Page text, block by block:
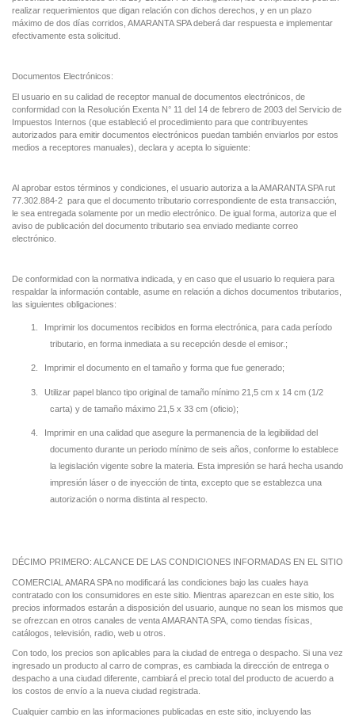
realizar requerimientos que digan relación con dichos derechos, y en un plazo
máximo de dos días corridos, AMARANTA SPA deberá dar respuesta e implementar
efectivamente esta solicitud.
Documentos Electrónicos:
El usuario en su calidad de receptor manual de documentos electrónicos, de
conformidad con la Resolución Exenta N° 11 del 14 de febrero de 2003 del Servicio de
Impuestos Internos (que estableció el procedimiento para que contribuyentes
autorizados para emitir documentos electrónicos puedan también enviarlos por estos
medios a receptores manuales), declara y acepta lo siguiente:
Al aprobar estos términos y condiciones, el usuario autoriza a la AMARANTA SPA rut
77.302.884-2 para que el documento tributario correspondiente de esta transacción,
le sea entregada solamente por un medio electrónico. De igual forma, autoriza que el
aviso de publicación del documento tributario sea enviado mediante correo
electrónico.
De conformidad con la normativa indicada, y en caso que el usuario lo requiera para
respaldar la información contable, asume en relación a dichos documentos tributarios,
las siguientes obligaciones:
1.
Imprimir los documentos recibidos en forma electrónica, para cada período
tributario, en forma inmediata a su recepción desde el emisor.;
2. Imprimir el documento en el tamaño y forma que fue generado;
3.
Utilizar papel blanco tipo original de tamaño mínimo 21,5 cm x 14 cm (1/2
carta) y de tamaño máximo 21,5 x 33 cm (oficio);
4.
Imprimir en una calidad que asegure la permanencia de la legibilidad del
documento durante un periodo mínimo de seis años, conforme lo establece
la legislación vigente sobre la materia. Esta impresión se hará hecha usando
impresión láser o de inyección de tinta, excepto que se establezca una
autorización o norma distinta al respecto.
DÉCIMO PRIMERO: ALCANCE DE LAS CONDICIONES INFORMADAS EN EL SITIO
COMERCIAL AMARA SPA no modificará las condiciones bajo las cuales haya
contratado con los consumidores en este sitio. Mientras aparezcan en este sitio, los
precios informados estarán a disposición del usuario, aunque no sean los mismos que
se ofrezcan en otros canales de venta AMARANTA SPA, como tiendas físicas,
catálogos, televisión, radio, web u otros.
Con todo, los precios son aplicables para la ciudad de entrega o despacho. Si una vez
ingresado un producto al carro de compras, es cambiada la dirección de entrega o
despacho a una ciudad diferente, cambiará el precio total del producto de acuerdo a
los costos de envío a la nueva ciudad registrada.
Cualquier cambio en las informaciones publicadas en este sitio, incluyendo las